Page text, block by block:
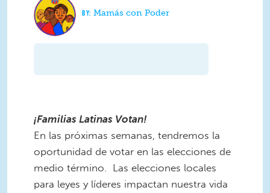
Mamás con Poder
¡Familias Latinas Votan!
En las próximas semanas, tendremos la
oportunidad de votar en las elecciones de
medio término. Las elecciones locales
para leyes y líderes impactan nuestra vida